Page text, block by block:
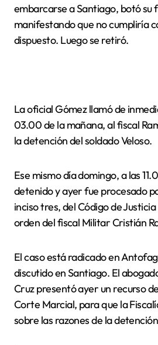
embarcarse a Santiago, botó su
manifestando que no cumpliría
dispuesto. Luego se retiró.
La oficial Gómez llamó de
03.00 de la mañana, al fiscal
la detención del soldado Veloso.
Ese mismo día domingo, a las
detenido y ayer fue procesado
inciso tres, del Código de
orden del fiscal Militar Cristián
El caso está radicado en
discutido en Santiago. El
Cruz presentó ayer un recurso
Corte Marcial, para que la
sobre las razones de la